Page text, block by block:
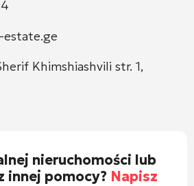
estate.ge
Khimshiashvili str. 1,
nieruchomości lub
innej pomocy? Napisz